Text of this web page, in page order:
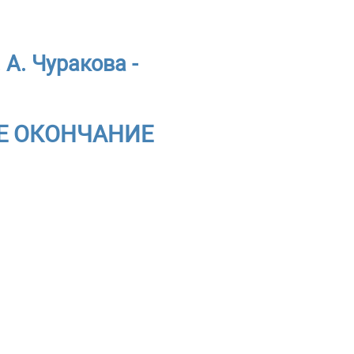
Чуракова -
ОКОНЧАНИЕ